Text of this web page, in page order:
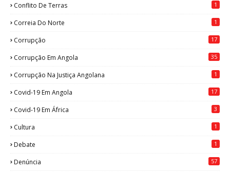
Conflito De Terras 1
Correia Do Norte 1
Corrupção 17
Corrupção Em Angola 35
Corrupção Na Justiça Angolana 1
Covid-19 Em Angola 17
Covid-19 Em África 3
Cultura 1
Debate 1
Denúncia 57